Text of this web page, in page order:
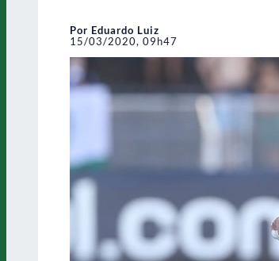
Por Eduardo Luiz
15/03/2020, 09h47